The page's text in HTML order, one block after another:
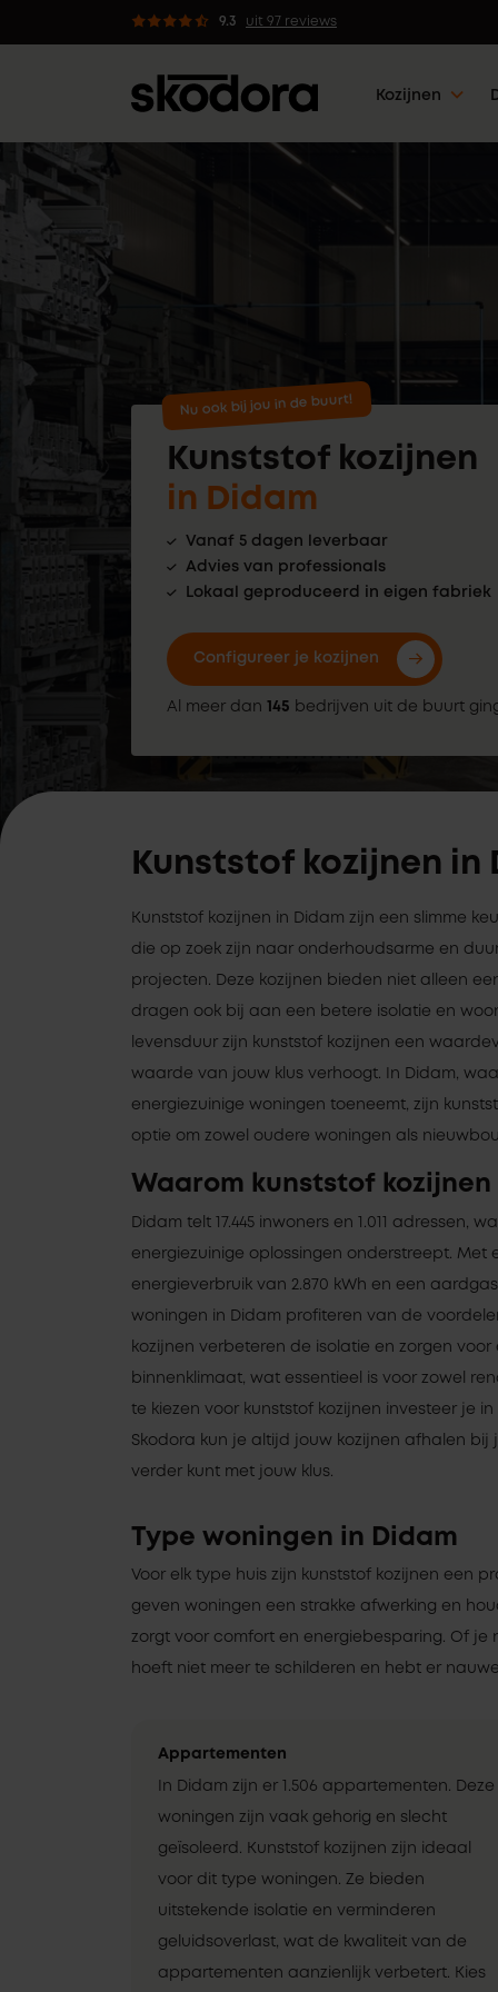
9.3 uit 97 reviews
van professionals
Kozijnen
Nu ook bij jou in de buurt!
Kunststof kozijnen
in Didam
Vanaf 5 dagen leverbaar
Advies van professionals
Lokaal geproduceerd in eigen fabriek
Configureer je kozijnen
Al meer dan 145 bedrijven uit de buurt
Kunststof kozijnen in
Kunststof kozijnen in Didam zijn een slimme
die op zoek zijn naar onderhoudsarme en
projecten. Deze kozijnen bieden niet alleen
dragen ook bij aan een betere isolatie en
levensduur zijn kunststof kozijnen een
waarde van jouw klus verhoogt. In Didam,
energiezuinige woningen toeneemt, zijn
optie om zowel oudere woningen als
Waarom kunststof kozijnen
Didam telt 17.445 inwoners en 1.011 adressen,
energiezuinige oplossingen onderstreept. Met
energieverbruik van 2.870 kWh en een
woningen in Didam profiteren van de
kozijnen verbeteren de isolatie en zorgen
binnenklimaat, wat essentieel is voor zowel
te kiezen voor kunststof kozijnen investeer je
Skodora kun je altijd jouw kozijnen afhalen bij
verder kunt met jouw klus.
Type woningen in Didam
Voor elk type huis zijn kunststof kozijnen een
geven woningen een strakke afwerking en
zorgt voor comfort en energiebesparing. Of je
hoeft niet meer te schilderen en hebt er
Appartementen
In Didam zijn er 1.506 appartementen. Deze
woningen zijn vaak gehorig en slecht
geïsoleerd. Kunststof kozijnen zijn ideaal
voor dit type woningen. Ze bieden
uitstekende isolatie en verminderen
geluidsoverlast, wat de kwaliteit van de
appartementen aanzienlijk verbetert. Kies